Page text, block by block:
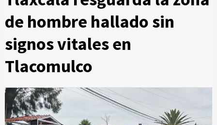
de hombre hallado sin
signos vitales en
Tlacomulco